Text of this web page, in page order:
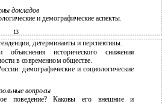
докладов
и демографические аспекты.
13
детерминанты и перспективы.
объяснения исторического снижения
в современном обществе.
демографические и социологические
вопросы
поведение? Каковы его внешние и